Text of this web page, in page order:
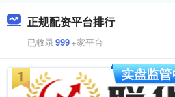
正规配资平台排行
已收录999+家平台